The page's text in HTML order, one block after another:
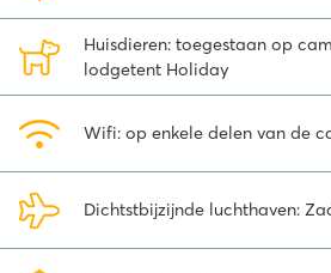
Nieuw! De Wait-app – jouw
leesmap
Tijdens je vakantie heb je direct
tijdschriften, boeken en luisterverhalen
telefoon. De gratis Wait-appis ideaal
Ga dolfijnen spotten of
bewonderen
Huisdieren: toegestaan op
lodgetent Holiday
Wifi: op enkele delen van de
Dichtstbijzijnde luchthaven: